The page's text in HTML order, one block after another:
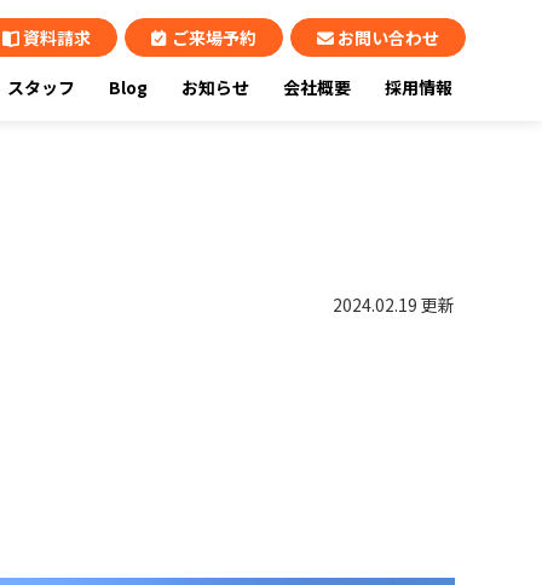
資料請求 ご来場予約 お問い合わせ
スタッフ Blog お知らせ 会社概要 採用情報
2024.02.19 更新